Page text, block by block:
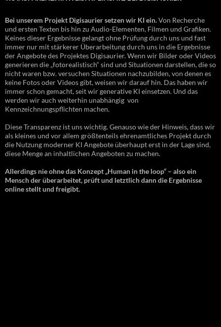
Bei unserem Projekt Digisaurier setzen wir KI ein.Von Recherche
und ersten Texten bis hin zu Audio-Elementen, Filmen und Grafiken.
Keines dieser Ergebnisse gelangt ohne Prüfung durch uns und fast
immer nur mit stärkerer Überarbeitung durch uns in die Ergebnisse
der Angebote des Projektes Digisaurier. Wenn wir Bilder oder Videos
generieren die „fotorealistisch“ sind und Situationen darstellen, die so
nicht waren bzw. versuchen Situationen nachzubilden, von denen es
keine Fotos oder Videos gibt, weisen wir darauf hin. Das haben wir
immer schon gemacht, seit wir generative KI einsetzen. Und das
werden wir auch weiterhin unabhängig von
Kennzeichnungspflichten machen.
Diese Transparenz ist uns wichtig. Genauso wie der Hinweis, dass wir
als kleines und vor allem größtenteils ehrenamtliches Projekt durch
die Nutzung moderner KI Angebote überhaupt erst in der Lage sind,
diese Menge an inhaltlichen Angeboten zu machen.
Allerdings nie ohne das Konzept „Human in the loop“ – also ein
Mensch der überarbeitet, prüft und letztlich dann die Ergebnisse
online stellt und freigibt.